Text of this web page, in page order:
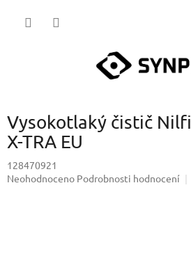
Vysokotlaký čistič
X-TRA EU
128470921
Průměrné
Neohodnoceno Podrobnosti hodnocení